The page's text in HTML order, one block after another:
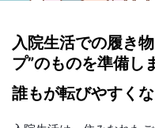
入院生活での履き
プ”のものを準備し
誰もが転びやすくな